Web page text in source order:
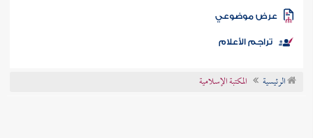
الكتب
موضوعي
تراجم الأعلام
الرئيسية المكتبة الإسلامية